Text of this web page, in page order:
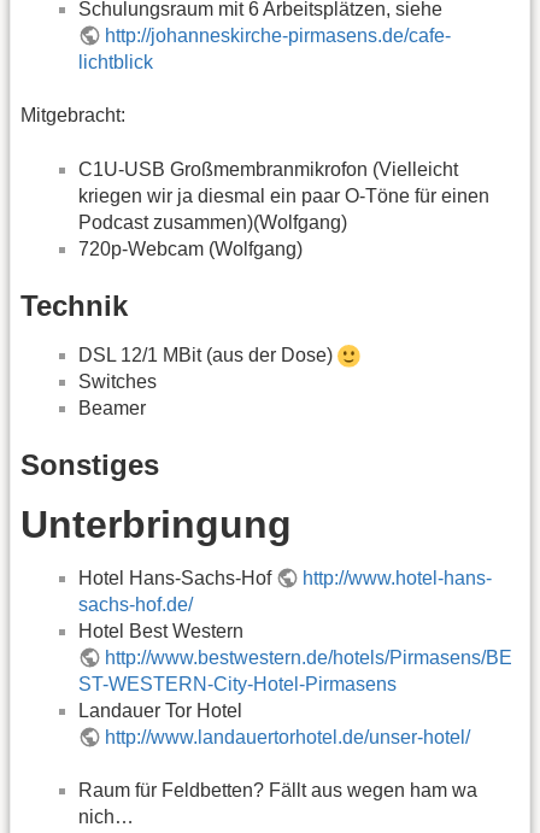
Schulungsraum mit 6 Arbeitsplätzen, siehe
http://johanneskirche-pirmasens.de/cafe-
lichtblick
Mitgebracht:
C1U-USB Großmembranmikrofon (Vielleicht
kriegen wir ja diesmal ein paar O-Töne für einen
Podcast zusammen)(Wolfgang)
720p-Webcam (Wolfgang)
Technik
DSL 12/1 MBit (aus der Dose)
Switches
Beamer
Sonstiges
Unterbringung
Hotel Hans-Sachs-Hof
http://www.hotel-hans-
sachs-hof.de/
Hotel Best Western
http://www.bestwestern.de/hotels/Pirmasens/BE
ST-WESTERN-City-Hotel-Pirmasens
Landauer Tor Hotel
http://www.landauertorhotel.de/unser-hotel/
Raum für Feldbetten? Fällt aus wegen ham wa
nich…